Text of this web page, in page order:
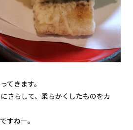
てきます。
さらして、柔らかくしたものをカ
すねー。